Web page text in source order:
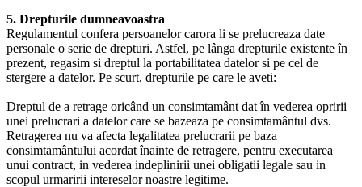
5. Drepturile dumneavoastra
Regulamentul confera persoanelor carora li se prelucreaza date
personale o serie de drepturi. Astfel, pe lânga drepturile existente în
prezent, regasim si dreptul la portabilitatea datelor si pe cel de
stergere a datelor. Pe scurt, drepturile pe care le aveti:
Dreptul de a retrage oricând un consimtamânt dat în vederea opririi
unei prelucrari a datelor care se bazeaza pe consimtamântul dvs.
Retragerea nu va afecta legalitatea prelucrarii pe baza
consimtamântului acordat înainte de retragere, pentru executarea
unui contract, in vederea indeplinirii unei obligatii legale sau in
scopul urmaririi intereselor noastre legitime.